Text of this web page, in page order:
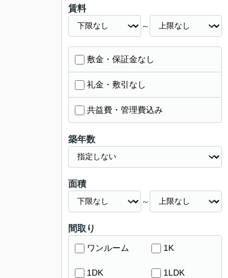
賃料
～
敷金・保証金なし
礼金・敷引なし
共益費・管理費込み
築年数
面積
～
間取り
ワンルーム 1K
1DK 1LDK